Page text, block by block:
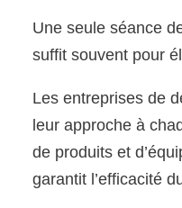
Une seule séance
suffit souvent pour
Les entreprises de
leur approche à
de produits et
garantit l’efficacité